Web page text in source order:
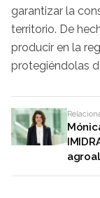
garantizar la
territorio. De
producir en la
protegiéndolas